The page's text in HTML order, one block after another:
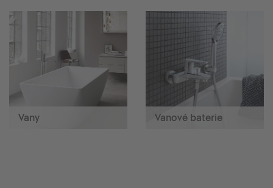
Vany Vanové baterie